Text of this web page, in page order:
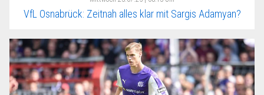
VfL Osnabrück: Zeitnah alles klar mit Sargis Adamyan?